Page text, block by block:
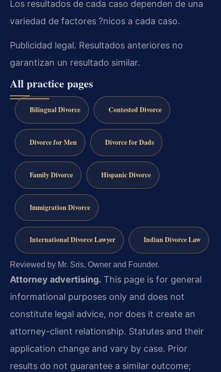
Los resultados de cada caso dependen de una
variedad de factores ?nicos a cada caso.
Publicidad legal. Resultados anteriores no
garantizan un resultado similar.
All practice pages
Bilingual Divorce Contested Divorce
Divorce for Men Divorce for Dads
Family Divorce Hispanic Divorce
Immigration Divorce
International Divorce Lawyer Indian Divorce Law
Reviewed by Mr. Sris, Owner and Founder.
Attorney advertising. This page is for general
informational purposes only and does not
constitute legal advice, nor does it create an
attorney-client relationship. Statutes and their
application change and vary by case. Prior
results do not guarantee a similar outcome;